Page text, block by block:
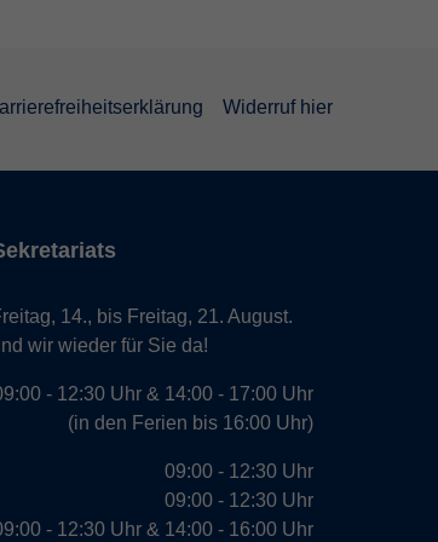
Widerruf hier
14., bis Freitag, 21. August.
wir wieder für Sie da!
- 12:30 Uhr & 14:00 - 17:00 Uhr
(in den Ferien bis 16:00 Uhr)
09:00 - 12:30 Uhr
09:00 - 12:30 Uhr
- 12:30 Uhr & 14:00 - 16:00 Uhr